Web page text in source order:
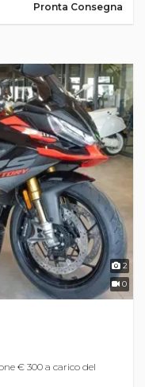
Pronta Consegna
2
0
€ 300 a carico del